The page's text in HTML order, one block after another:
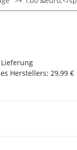
Herstellers: 29,99 €